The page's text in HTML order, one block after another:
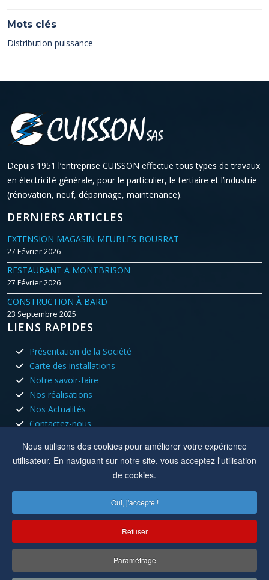
Nous utilisons des cookies pour améliorer votre expérience
utilisateur. En naviguant sur notre site, vous acceptez l'utilisation
de cookies.
Oui, j'accepte !
Refuser
Paramétrage
Mots clés
Distribution puissance
Depuis 1951 l’entreprise CUISSON effectue tous types de travaux
en électricité générale, pour le particulier, le tertiaire et l’industrie
(rénovation, neuf, dépannage, maintenance).
DERNIERS ARTICLES
EXTENSION MAGASIN MEUBLES BOURRAT
27 Février 2026
RESTAURANT A MONTBRISON
27 Février 2026
CONSTRUCTION À BARD
23 Septembre 2025
LIENS RAPIDES
Présentation de la Société
Carte des installations
Notre savoir-faire
Nos réalisations
Nos Actualités
Contactez-nous
HORAIRES D'OUVERTURE
Nous sommes ouvert tous les jours du lundi au vendredi aux
8h à 12h - 13h30 à 17h30
Mer, Ven :8h à 12h
8 rue du capitole 42110 Feurs